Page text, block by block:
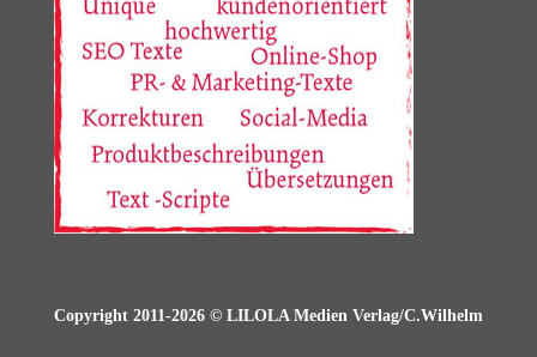
Copyright 2011-2026 © LILOLA Medien Verlag/C.Wilhelm